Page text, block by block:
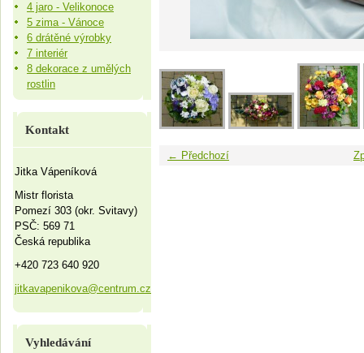
← Předchozí
4 jaro - Velikonoce
5 zima - Vánoce
6 drátěné výrobky
7 interiér
8 dekorace z umělých
rostlin
Kontakt
Jitka Vápeníková
Mistr florista
Pomezí 303 (okr. Svitavy)
PSČ: 569 71
Česká republika
+420 723 640 920
jitkavapenikova@centrum.cz
Vyhledávání